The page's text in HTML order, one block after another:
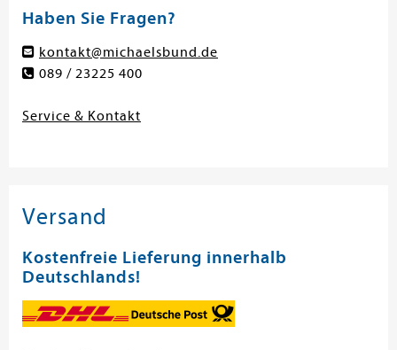
Haben Sie Fragen?
kontakt@michaelsbund.de
089 / 23225 400
Service & Kontakt
Versand
Kostenfreie Lieferung innerhalb
Deutschlands!